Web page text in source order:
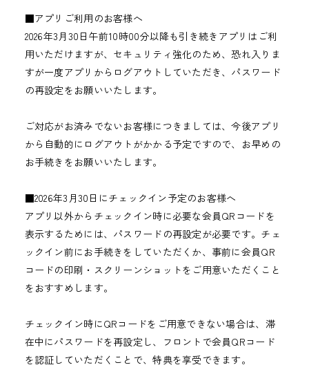
■アプリご利用のお客様へ
2026年3月30日午前10時00分以降も引き続きアプリはご利
用いただけますが、セキュリティ強化のため、恐れ入りま
すが一度アプリからログアウトしていただき、パスワード
の再設定をお願いいたします。
ご対応がお済みでないお客様につきましては、今後アプリ
から自動的にログアウトがかかる予定ですので、お早めの
お手続きをお願いいたします。
■2026年3月30日にチェックイン予定のお客様へ
アプリ以外からチェックイン時に必要な会員QRコードを
表示するためには、パスワードの再設定が必要です。チェ
ックイン前にお手続きをしていただくか、事前に会員QR
コードの印刷・スクリーンショットをご用意いただくこと
をおすすめします。
チェックイン時にQRコードをご用意できない場合は、滞
在中にパスワードを再設定し、フロントで会員QRコード
を認証していただくことで、特典を享受できます。